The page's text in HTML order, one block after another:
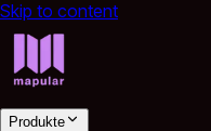
Skip to content
Produkte